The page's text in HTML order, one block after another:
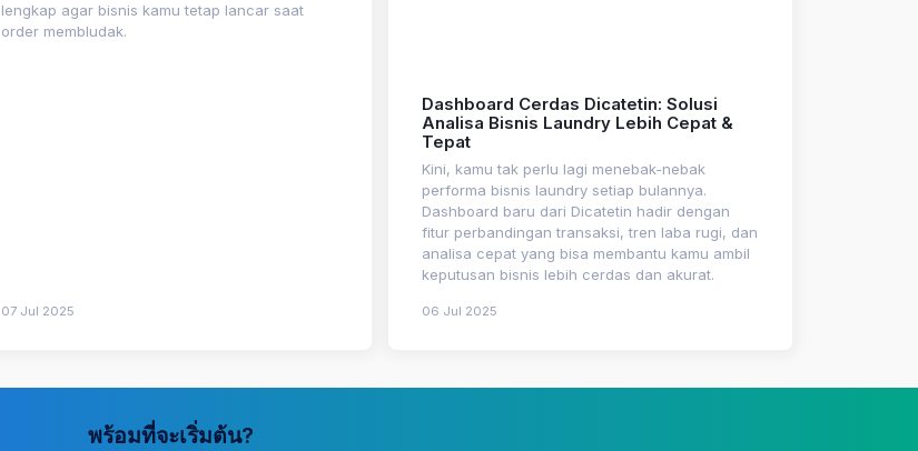
lengkap agar bisnis kamu tetap lancar saat
order membludak.
07 Jul 2025
Dashboard Cerdas Dicatetin: Solusi
Analisa Bisnis Laundry Lebih Cepat &
Tepat
Kini, kamu tak perlu lagi menebak-nebak
performa bisnis laundry setiap bulannya.
Dashboard baru dari Dicatetin hadir dengan
fitur perbandingan transaksi, tren laba rugi, dan
analisa cepat yang bisa membantu kamu ambil
keputusan bisnis lebih cerdas dan akurat.
06 Jul 2025
พร้อมที่จะเริ่มต้น?